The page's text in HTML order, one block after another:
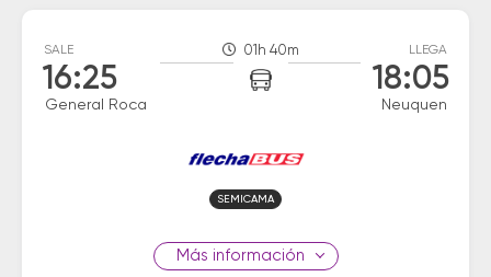
SALE
16:25
General Roca
01h 40m LLEGA
18:05
Neuquen
SEMICAMA
información